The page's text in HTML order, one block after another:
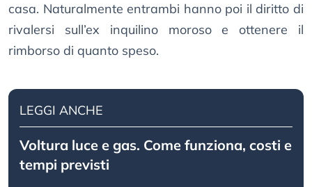
casa. Naturalmente entrambi hanno poi il diritto di
rivalersi sull’ex inquilino moroso e ottenere il
rimborso di quanto speso.
LEGGI ANCHE
Voltura luce e gas. Come funziona, costi e
tempi previsti